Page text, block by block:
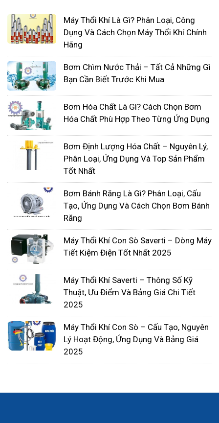
khô không làm hư bơm
-Làm việc chắc chắn: kỹ thuật của FTI cho phép
nó tạo một khoảng chân không mạnh mẽ trong
các đường ống hút. Điều này cho phép máy bơm
nâng được chất lỏng sâu bên trong khoảng 7,5m ở
phía dưới máy bơm. Khả năng chịu áp lực cao cho
phép SP Series bơm được các chất lỏng có trọng
lượng riêng cao như axit sulfuric, axit photphoric
cũng như natri một cách dễ dàng
Mạnh mẽ làm việc nhanh: Có khả năng nâng chât
lỏng từ 5,5m trong vòng chưa đầy 90s. Giảm thời
gian chờ đợi và thời gian bơm.
Linh hoạt: Khả năng tự mồi của SP Series cho
phép máy bơm xử lý các ứng dụng khó khăn đối
với máy ly tâm tiêu chuẩn.
Máy Thổi Khí Là Gì? Phân Loại, Công
Dụng Và Cách Chọn Máy Thổi Khí Chính
Hãng
Bơm Chìm Nước Thải – Tất Cả Những Gì
Bạn Cần Biết Trước Khi Mua
Bơm Hóa Chất Là Gì? Cách Chọn Bơm
Hóa Chất Phù Hợp Theo Từng Ứng Dụng
Bơm Định Lượng Hóa Chất – Nguyên Lý,
Phân Loại, Ứng Dụng Và Top Sản Phẩm
Tốt Nhất
Bơm Bánh Răng Là Gì? Phân Loại, Cấu
Tạo, Ứng Dụng Và Cách Chọn Bơm Bánh
Răng
Máy Thổi Khí Con Sò Saverti – Dòng Máy
Tiết Kiệm Điện Tốt Nhất 2025
Máy Thổi Khí Saverti – Thông Số Kỹ
Thuật, Ưu Điểm Và Bảng Giá Chi Tiết
2025
Máy Thổi Khí Con Sò – Cấu Tạo, Nguyên
Lý Hoạt Động, Ứng Dụng Và Bảng Giá
2025